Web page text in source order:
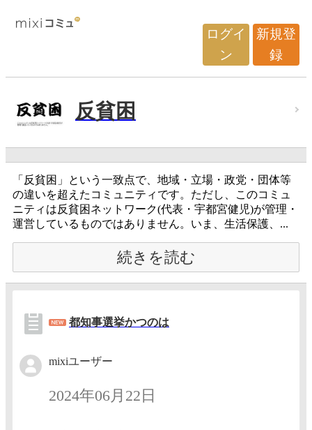
ログイ
ン
新規登
録
反貧困
「反貧困」という一致点で、地域・立場・政党・団体等
の違いを超えたコミュニティです。ただし、このコミュ
ニティは反貧困ネットワーク(代表・宇都宮健児)が管理・
運営しているものではありません。いま、生活保護、...
続きを読む
都知事選挙かつのは
mixiユーザー
2024年06月22日